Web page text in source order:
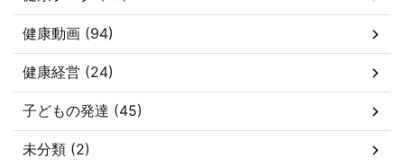
健康動画 (94)
健康経営 (24)
子どもの発達 (45)
未分類 (2)